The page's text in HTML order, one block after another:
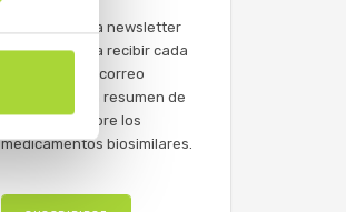
Suscríbete a la newsletter
de BioSim para recibir cada
semana en tu correo
electrónico un resumen de
actualidad sobre los
medicamentos biosimilares.